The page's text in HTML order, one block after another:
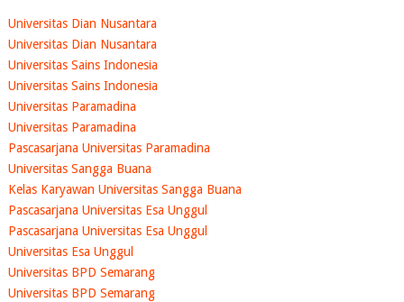
Universitas Dian Nusantara
Universitas Dian Nusantara
Universitas Sains Indonesia
Universitas Sains Indonesia
Universitas Paramadina
Universitas Paramadina
Pascasarjana Universitas Paramadina
Universitas Sangga Buana
Kelas Karyawan Universitas Sangga Buana
Pascasarjana Universitas Esa Unggul
Pascasarjana Universitas Esa Unggul
Universitas Esa Unggul
Universitas BPD Semarang
Universitas BPD Semarang